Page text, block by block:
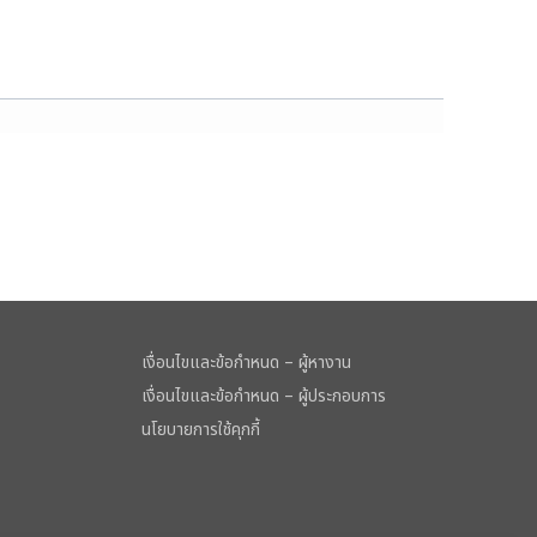
เงื่อนไขและข้อกำหนด – ผู้หางาน
เงื่อนไขและข้อกำหนด – ผู้ประกอบการ
นโยบายการใช้คุกกี้